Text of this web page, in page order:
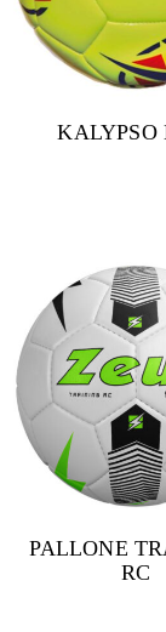
KALYPSO
PALLONE
RC